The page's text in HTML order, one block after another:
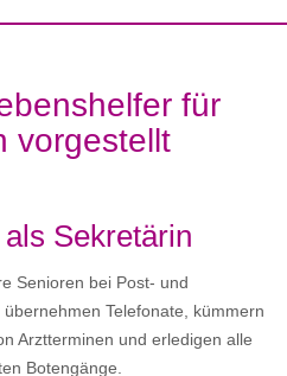
für
vorgestellt
Sekretärin
Senioren bei Post- und
Telefonate, kümmern
Arztterminen und erledigen alle
Botengänge.